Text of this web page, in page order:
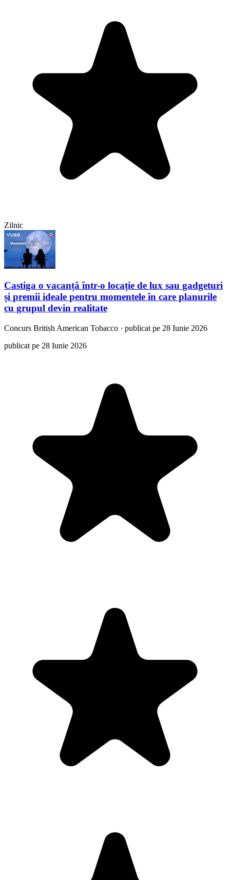
Zilnic
Castiga o vacanță într-o locație de lux sau gadgeturi
și premii ideale pentru momentele în care planurile
cu grupul devin realitate
Concurs British American Tobacco · publicat pe 28 Iunie 2026
publicat pe 28 Iunie 2026